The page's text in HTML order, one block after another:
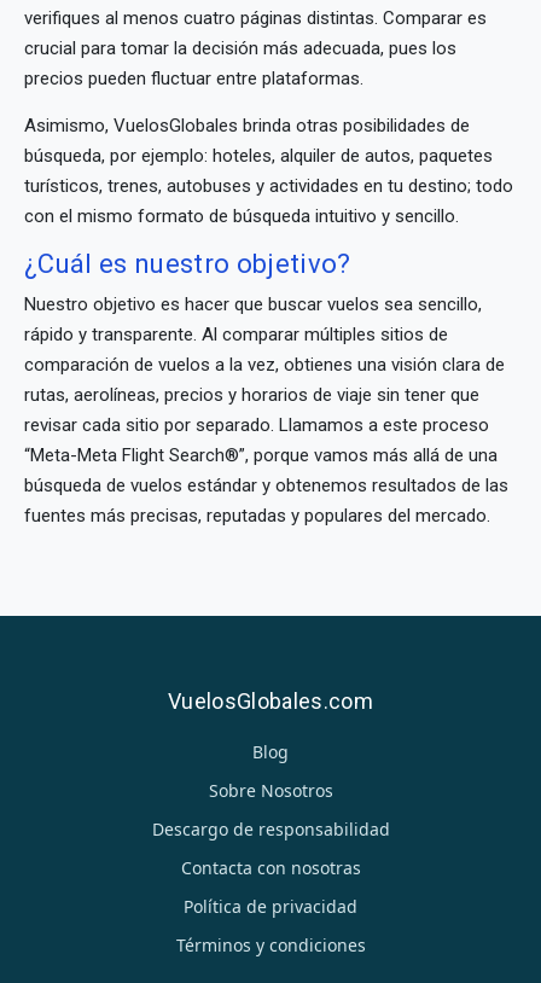
verifiques al menos cuatro páginas distintas. Comparar es
crucial para tomar la decisión más adecuada, pues los
precios pueden fluctuar entre plataformas.
Asimismo, VuelosGlobales brinda otras posibilidades de
búsqueda, por ejemplo: hoteles, alquiler de autos, paquetes
turísticos, trenes, autobuses y actividades en tu destino; todo
con el mismo formato de búsqueda intuitivo y sencillo.
¿Cuál es nuestro objetivo?
Nuestro objetivo es hacer que buscar vuelos sea sencillo,
rápido y transparente. Al comparar múltiples sitios de
comparación de vuelos a la vez, obtienes una visión clara de
rutas, aerolíneas, precios y horarios de viaje sin tener que
revisar cada sitio por separado. Llamamos a este proceso
“Meta-Meta Flight Search®”, porque vamos más allá de una
búsqueda de vuelos estándar y obtenemos resultados de las
fuentes más precisas, reputadas y populares del mercado.
VuelosGlobales.com
Blog
Sobre Nosotros
Descargo de responsabilidad
Contacta con nosotras
Política de privacidad
Términos y condiciones